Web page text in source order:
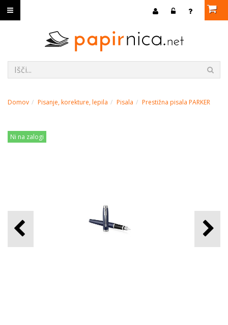
Domov Pisanje, korekture, lepila Pisala Prestižna pisala PARKER
Ni na zalogi